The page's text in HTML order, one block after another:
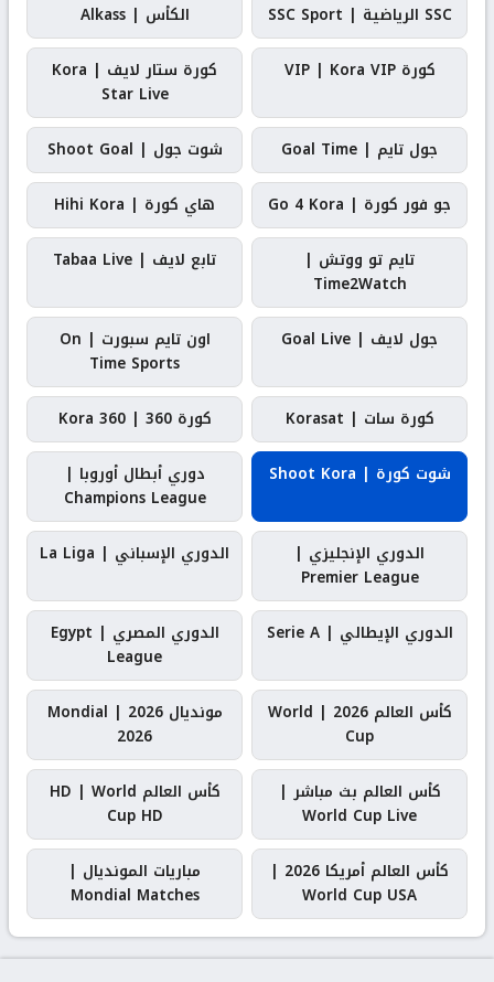
SSC الرياضية | SSC Sport
الكأس | Alkass
كورة VIP | Kora VIP
كورة ستار لايف | Kora
Star Live
جول تايم | Goal Time
شوت جول | Shoot Goal
جو فور كورة | Go 4 Kora
هاي كورة | Hihi Kora
تايم تو ووتش |
Time2Watch
تابع لايف | Tabaa Live
جول لايف | Goal Live
اون تايم سبورت | On
Time Sports
كورة سات | Korasat
كورة 360 | Kora 360
شوت كورة | Shoot Kora
دوري أبطال أوروبا |
Champions League
الدوري الإنجليزي |
Premier League
الدوري الإسباني | La Liga
الدوري الإيطالي | Serie A
الدوري المصري | Egypt
League
كأس العالم 2026 | World
Cup
مونديال 2026 | Mondial
2026
كأس العالم بث مباشر |
World Cup Live
كأس العالم HD | World
Cup HD
كأس العالم أمريكا 2026 |
World Cup USA
مباريات المونديال |
Mondial Matches